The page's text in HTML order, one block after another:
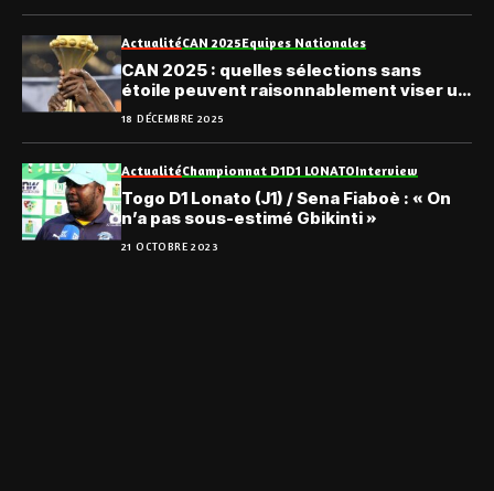
ActualitéCAN 2025Equipes Nationales
CAN 2025 : quelles sélections sans
étoile peuvent raisonnablement viser un
premier sacre ?
18 DÉCEMBRE 2025
ActualitéChampionnat D1D1 LONATOInterview
Togo D1 Lonato (J1) / Sena Fiaboè : « On
n’a pas sous-estimé Gbikinti »
21 OCTOBRE 2023